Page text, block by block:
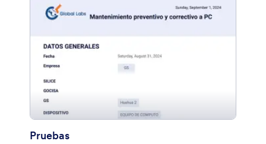
Pruebas